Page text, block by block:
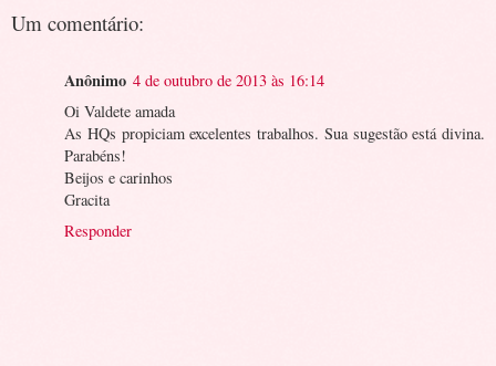
Um comentário:
Anônimo 4 de outubro de 2013 às 16:14
Oi Valdete amada
As HQs propiciam excelentes trabalhos. Sua sugestão está divina.
Parabéns!
Beijos e carinhos
Gracita
Responder